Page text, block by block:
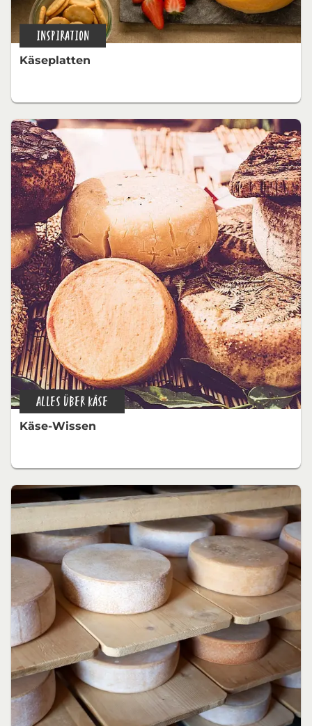
INSPIRATION
Käseplatten
ALLES ÜBER KÄSE
Käse-Wissen